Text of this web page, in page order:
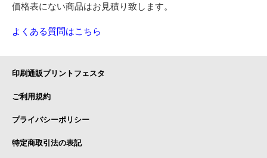
価格表にない商品はお見積り致します。
よくある質問はこちら
印刷通販プリントフェスタ
ご利用規約
プライバシーポリシー
特定商取引法の表記